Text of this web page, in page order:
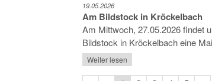
19.05.2026
Am Bildstock in Kröckelbach
Am Mittwoch, 27.05.2026 findet
Bildstock in Kröckelbach eine
Weiter lesen